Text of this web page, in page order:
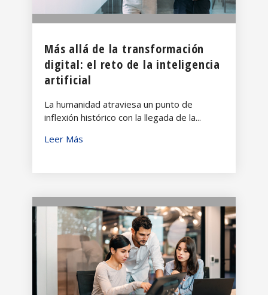
Más allá de la transformación
digital: el reto de la inteligencia
artificial
La humanidad atraviesa un punto de
inflexión histórico con la llegada de la...
Leer Más